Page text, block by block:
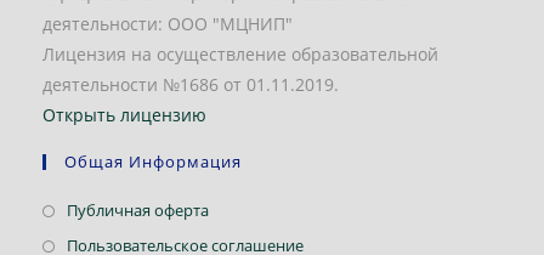
деятельности: ООО "МЦНИП"
Лицензия на осуществление образовательной
деятельности №1686 от 01.11.2019.
Открыть лицензию
Общая Информация
Публичная офертаОткроется
в
Пользовательское соглашениеОткроется